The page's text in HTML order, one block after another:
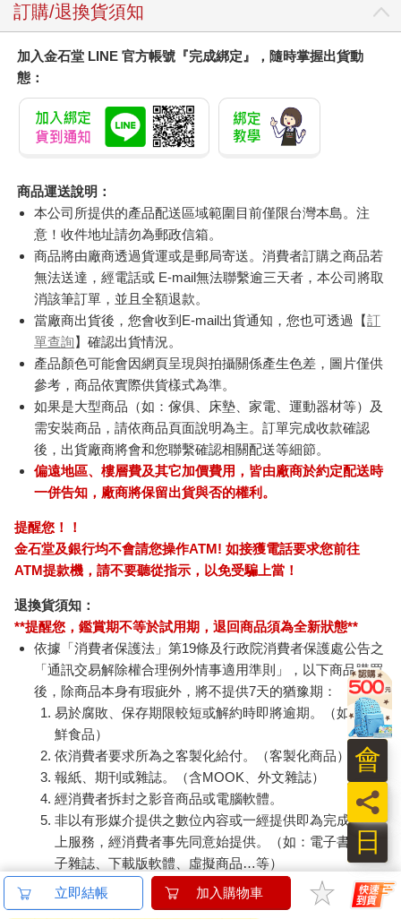
訂購/退換貨須知
加入金石堂 LINE 官方帳號『完成綁定』，隨時掌握出貨動
態：
商品運送說明：
本公司所提供的產品配送區域範圍目前僅限台灣本島。注
意！收件地址請勿為郵政信箱。
商品將由廠商透過貨運或是郵局寄送。消費者訂購之商品若
無法送達，經電話或 E-mail無法聯繫逾三天者，本公司將取
消該筆訂單，並且全額退款。
當廠商出貨後，您會收到E-mail出貨通知，您也可透過【訂
單查詢】確認出貨情況。
產品顏色可能會因網頁呈現與拍攝關係產生色差，圖片僅供
參考，商品依實際供貨樣式為準。
如果是大型商品（如：傢俱、床墊、家電、運動器材等）及
需安裝商品，請依商品頁面說明為主。訂單完成收款確認
後，出貨廠商將會和您聯繫確認相關配送等細節。
偏遠地區、樓層費及其它加價費用，皆由廠商於約定配送時
一併告知，廠商將保留出貨與否的權利。
提醒您！！
金石堂及銀行均不會請您操作ATM! 如接獲電話要求您前往
ATM提款機，請不要聽從指示，以免受騙上當！
退換貨須知：
**提醒您，鑑賞期不等於試用期，退回商品須為全新狀態**
依據「消費者保護法」第19條及行政院消費者保護處公告之
「通訊交易解除權合理例外情事適用準則」，以下商品購買
後，除商品本身有瑕疵外，將不提供7天的猶豫期：
易於腐敗、保存期限較短或解約時即將逾期。（如：生
鮮食品）
依消費者要求所為之客製化給付。（客製化商品）
報紙、期刊或雜誌。（含MOOK、外文雜誌）
經消費者拆封之影音商品或電腦軟體。
非以有形媒介提供之數位內容或一經提供即為完成之線
上服務，經消費者事先同意始提供。（如：電子書、電
子雜誌、下載版軟體、虛擬商品…等）
已拆封之個人衛生用品。（如：內衣褲、刮鬍刀、除毛
刀…等）
立即結帳 加入購物車
日
員
會